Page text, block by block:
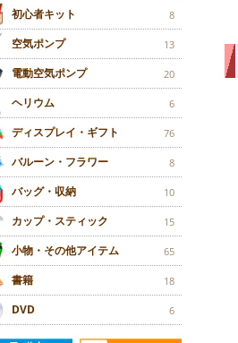
初心者キット 8
空気ポンプ 13
電動空気ポンプ 20
ヘリウム 6
ディスプレイ・ギフト 76
バルーン・フラワー 8
バッグ・収納 10
カップ・スティック 15
小物・その他アイテム 65
書籍 18
DVD 6